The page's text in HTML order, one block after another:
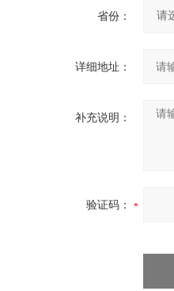
省份：
详细地址：
补充说明：
验证码：